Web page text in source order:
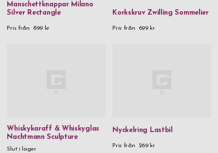
Manschettknappar Milano
Silver Rectangle
Pris från 899 kr
Korkskruv Zwilling Sommelier
Pris från 699 kr
Whiskykaraff & Whiskyglas
Nachtmann Sculpture
Slut i lager
Nyckelring Lastbil
Pris från 269 kr